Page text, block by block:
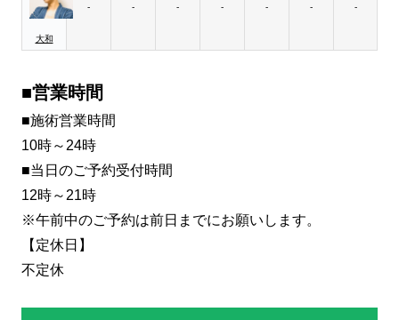
大和
- - - - - - -
■営業時間
■施術営業時間
10時～24時
■当日のご予約受付時間
12時～21時
※午前中のご予約は前日までにお願いします。
【定休日】
不定休